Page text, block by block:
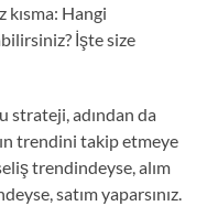
kısma: Hangi
İşte size
strateji, adından da
trendini takip etmeye
trendindeyse, alım
satım yaparsınız.